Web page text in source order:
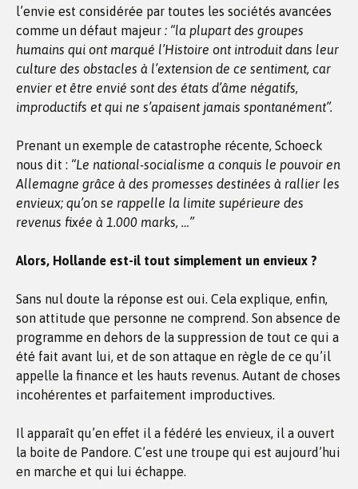
l’envie est considérée par toutes les sociétés avancées
comme un défaut majeur : “la plupart des groupes
humains qui ont marqué l’Histoire ont introduit dans leur
culture des obstacles à l’extension de ce sentiment, car
envier et être envié sont des états d’âme négatifs,
improductifs et qui ne s’apaisent jamais spontanément”.
Prenant un exemple de catastrophe récente, Schoeck
nous dit : “Le national-socialisme a conquis le pouvoir en
Allemagne grâce à des promesses destinées à rallier les
envieux; qu’on se rappelle la limite supérieure des
revenus fixée à 1.000 marks, …”
Alors, Hollande est-il tout simplement un envieux ?
Sans nul doute la réponse est oui. Cela explique, enfin,
son attitude que personne ne comprend. Son absence de
programme en dehors de la suppression de tout ce qui a
été fait avant lui, et de son attaque en règle de ce qu’il
appelle la finance et les hauts revenus. Autant de choses
incohérentes et parfaitement improductives.
Il apparaît qu’en effet il a fédéré les envieux, il a ouvert
la boite de Pandore. C’est une troupe qui est aujourd’hui
en marche et qui lui échappe.